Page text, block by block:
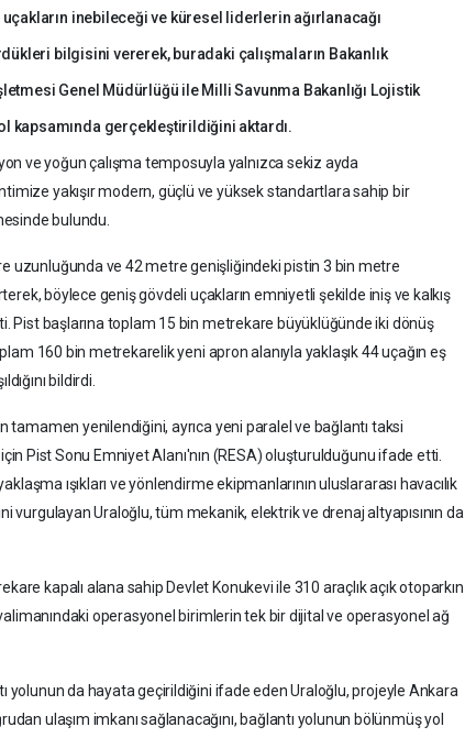
inebileceği ve küresel liderlerin ağırlanacağı
bilgisini vererek, buradaki çalışmaların Bakanlık
Genel Müdürlüğü ile Milli Savunma Bakanlığı Lojistik
kapsamında gerçekleştirildiğini aktardı.
ve yoğun çalışma temposuyla yalnızca sekiz ayda
yakışır modern, güçlü ve yüksek standartlara sahip bir
bulundu.
uzunluğunda ve 42 metre genişliğindeki pistin 3 bin metre
böylece geniş gövdeli uçakların emniyetli şekilde iniş ve kalkış
Pist başlarına toplam 15 bin metrekare büyüklüğünde iki dönüş
160 bin metrekarelik yeni apron alanıyla yaklaşık 44 uçağın eş
bildirdi.
tamamen yenilendiğini, ayrıca yeni paralel ve bağlantı taksi
Pist Sonu Emniyet Alanı'nın (RESA) oluşturulduğunu ifade etti.
ışıkları ve yönlendirme ekipmanlarının uluslararası havacılık
Uraloğlu, tüm mekanik, elektrik ve drenaj altyapısının da
kapalı alana sahip Devlet Konukevi ile 310 araçlık açık otoparkın
operasyonel birimlerin tek bir dijital ve operasyonel ağ
yolunun da hayata geçirildiğini ifade eden Uraloğlu, projeyle Ankara
ulaşım imkanı sağlanacağını, bağlantı yolunun bölünmüş yol